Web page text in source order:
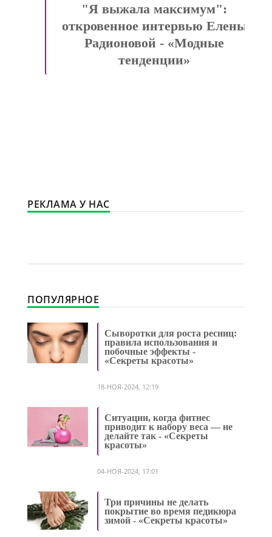
"Я выжала максимум":
откровенное интервью Елены
Радионовой - «Модные
тенденции»
РЕКЛАМА У НАС
ПОПУЛЯРНОЕ
Сыворотки для роста ресниц:
правила использования и
побочные эффекты -
«Секреты красоты»
18-НОЯ-2024, 12:19
Ситуации, когда фитнес
приводит к набору веса — не
делайте так - «Секреты
красоты»
04-НОЯ-2024, 17:01
Три причины не делать
покрытие во время педикюра
зимой - «Секреты красоты»